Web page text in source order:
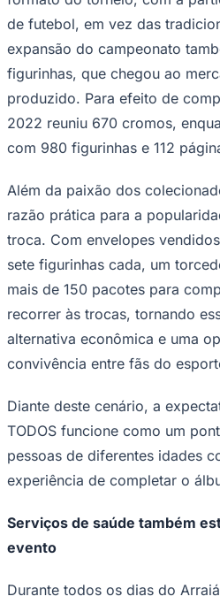
Corinthians
Palmeiras
de futebol, em vez das
expansão do campeonato
figurinhas, que chegou ao
produzido. Para efeito de
2022 reuniu 670 cromos,
com 980 figurinhas e 112
Além da paixão dos
razão prática para a
troca. Com envelopes
sete figurinhas cada, um
mais de 150 pacotes para
recorrer às trocas, tornando
alternativa econômica e uma
convivência entre fãs do
Diante deste cenário, a
TODOS funcione como um
pessoas de diferentes idades
experiência de completar o
Serviços de saúde também
evento
Durante todos os dias do